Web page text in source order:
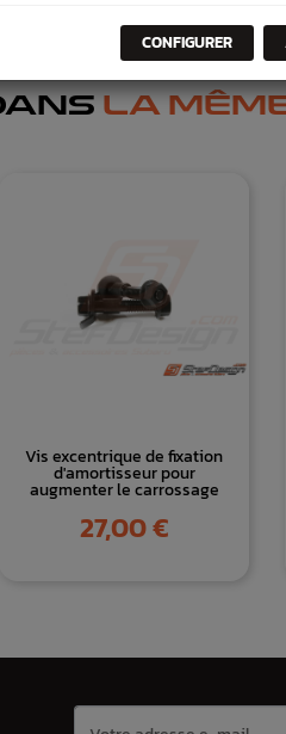
LA
Vis excentrique de fixation
d'amortisseur pour
augmenter le carrossage
Prix
27,00 €
CONFIGURER